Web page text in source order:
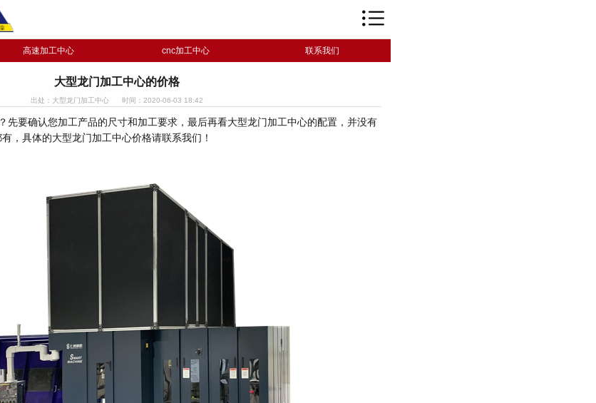
高速加工中心 cnc加工中心 联系我们
大型龙门加工中心的价格
出处：大型龙门加工中心 时间：2020-06-03 18:42
先要确认您加工产品的尺寸和加工要求，最后再看大型龙门加工中心的配置，并没有
，具体的大型龙门加工中心价格请联系我们！